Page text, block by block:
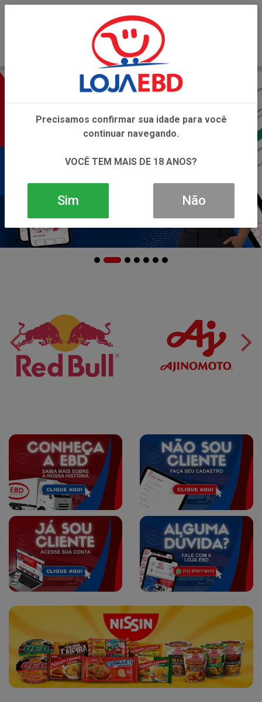
Precisamos confirmar sua idade para você
continuar navegando.
VOCÊ TEM MAIS DE 18 ANOS?
Sim Não